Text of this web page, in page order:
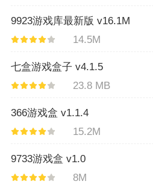
9923游戏库最新版 v16.1M
14.5M
七盒游戏盒子 v4.1.5
23.8 MB
366游戏盒 v1.1.4
15.2M
9733游戏盒 v1.0
8M